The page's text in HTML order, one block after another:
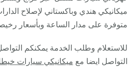
ميكانيكي هندي وباكستاني لإصلاح
متوفرة على مدار الساعة وبأسعار
للاستعلام وطلب الخدمة يمكنكم
التواصل ايضا مع ميكانيكي سيارات